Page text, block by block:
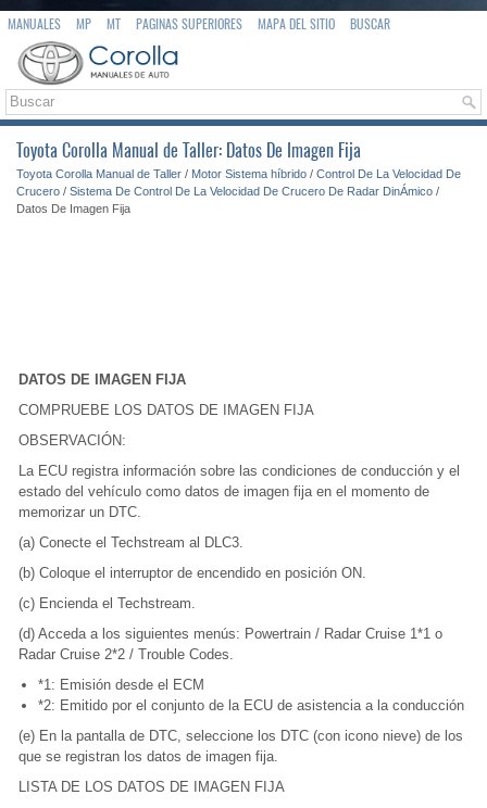
MANUALES MP MT PAGINAS SUPERIORES MAPA DEL SITIO BUSCAR
Toyota Corolla Manual de Taller: Datos De Imagen Fija
Toyota Corolla Manual de Taller / Motor Sistema híbrido / Control De La Velocidad De
Crucero / Sistema De Control De La Velocidad De Crucero De Radar DinÁmico /
Datos De Imagen Fija
DATOS DE IMAGEN FIJA
COMPRUEBE LOS DATOS DE IMAGEN FIJA
OBSERVACIÓN:
La ECU registra información sobre las condiciones de conducción y el
estado del vehículo como datos de imagen fija en el momento de
memorizar un DTC.
(a) Conecte el Techstream al DLC3.
(b) Coloque el interruptor de encendido en posición ON.
(c) Encienda el Techstream.
(d) Acceda a los siguientes menús: Powertrain / Radar Cruise 1*1 o
Radar Cruise 2*2 / Trouble Codes.
*1: Emisión desde el ECM
*2: Emitido por el conjunto de la ECU de asistencia a la conducción
(e) En la pantalla de DTC, seleccione los DTC (con icono nieve) de los
que se registran los datos de imagen fija.
LISTA DE LOS DATOS DE IMAGEN FIJA